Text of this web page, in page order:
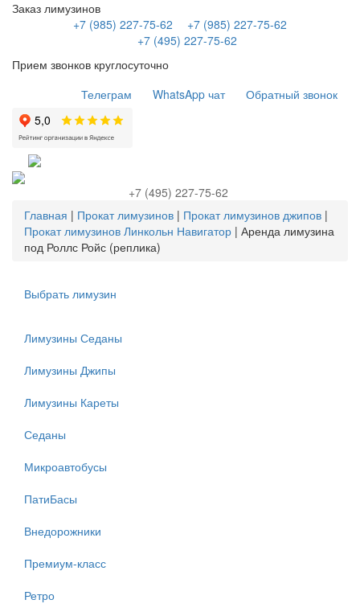
Заказ лимузинов
+7 (985) 227-75-62
+7 (985) 227-75-62
+7 (495) 227-75-62
Прием звонков круглосуточно
Обратный звонок
WhatsApp чат
Телеграм
+7 (495) 227-75-62
Главная | Прокат лимузинов | Прокат лимузинов джипов |
Прокат лимузинов Линкольн Навигатор | Аренда лимузина
под Роллс Ройс (реплика)
Выбрать лимузин
Лимузины Седаны
Лимузины Джипы
Лимузины Кареты
Седаны
Микроавтобусы
ПатиБасы
Внедорожники
Премиум-класс
Ретро